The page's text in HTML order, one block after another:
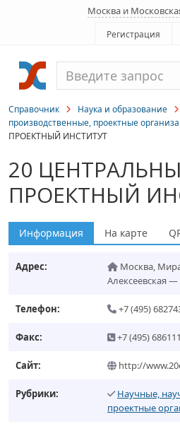
Москва и
Регистрация
Справочник Наука и образование
производственные, проектные
ПРОЕКТНЫЙ ИНСТИТУТ
20
ПРОЕКТНЫЙ
Информация На карте
Адрес: Москва,
Алексеевская
Телефон: +7 (495)
Факс: +7 (495)
Сайт: http://
Рубрики:
Научные,
проектные